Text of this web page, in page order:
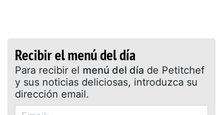
Recibir el menú del día
Para recibir el menú del día de Petitchef
y sus noticias deliciosas, introduzca su
dirección email.